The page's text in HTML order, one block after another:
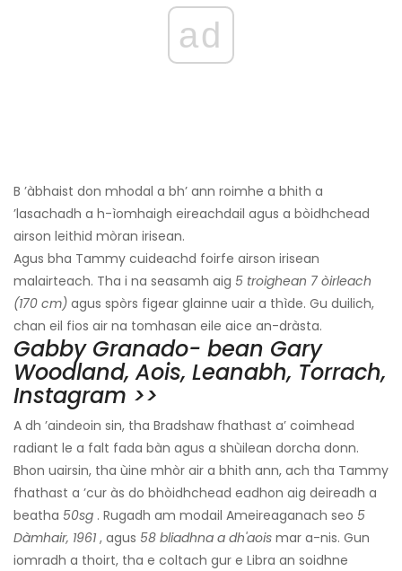
ad
B ’àbhaist don mhodal a bh’ ann roimhe a bhith a
’lasachadh a h-ìomhaigh eireachdail agus a bòidhchead
airson leithid mòran irisean.
Agus bha Tammy cuideachd foirfe airson irisean
malairteach. Tha i na seasamh aig 5 troighean 7 òirleach
(170 cm) agus spòrs figear glainne uair a thìde. Gu duilich,
chan eil fios air na tomhasan eile aice an-dràsta.
Gabby Granado- bean Gary
Woodland, Aois, Leanabh, Torrach,
Instagram >>
A dh ’aindeoin sin, tha Bradshaw fhathast a’ coimhead
radiant le a falt fada bàn agus a shùilean dorcha donn.
Bhon uairsin, tha ùine mhòr air a bhith ann, ach tha Tammy
fhathast a ’cur às do bhòidhchead eadhon aig deireadh a
beatha 50sg . Rugadh am modail Ameireaganach seo 5
Dàmhair, 1961 , agus 58 bliadhna a dh'aois mar a-nis. Gun
iomradh a thoirt, tha e coltach gur e Libra an soidhne